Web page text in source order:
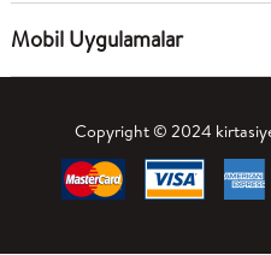
Mobil Uygulamalar
Copyright © 2024